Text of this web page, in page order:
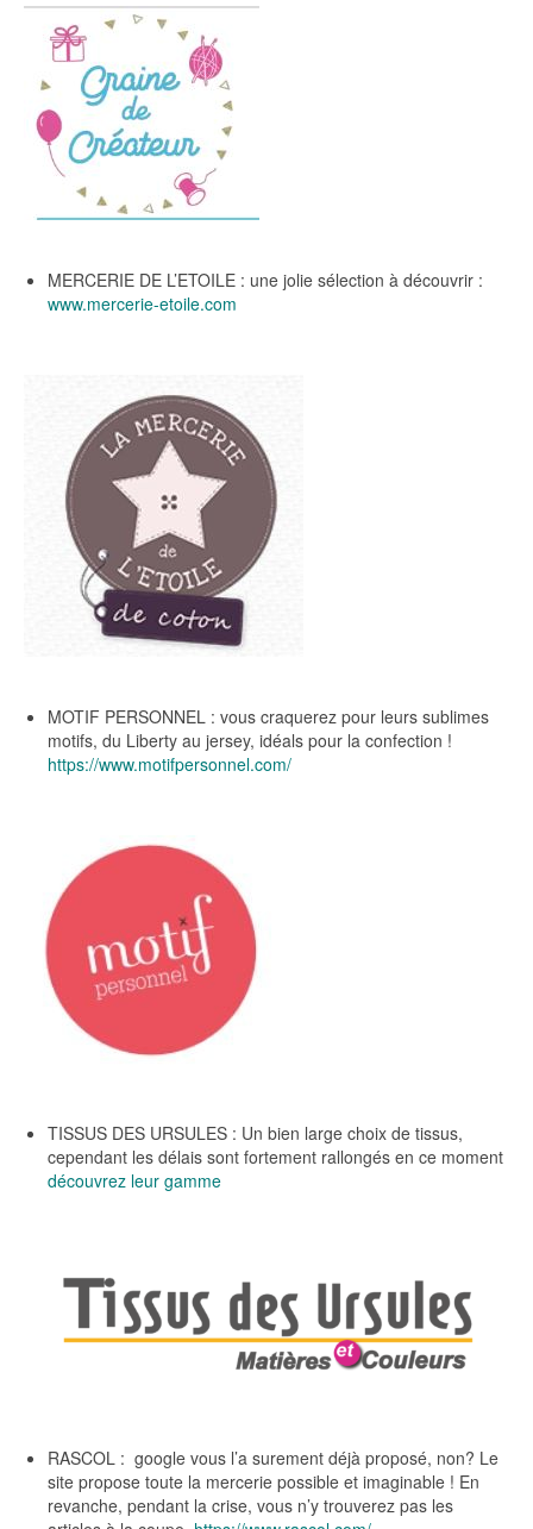
www.mercerie-etoile.com
MOTIF PERSONNEL : vous craquerez pour leurs sublimes
motifs, du Liberty au jersey, idéals pour la confection !
https://www.motifpersonnel.com/
TISSUS DES URSULES : Un bien large choix de tissus,
cependant les délais sont fortement rallongés en ce moment
découvrez leur gamme
RASCOL : google vous l’a surement déjà proposé, non? Le
site propose toute la mercerie possible et imaginable ! En
revanche, pendant la crise, vous n’y trouverez pas les